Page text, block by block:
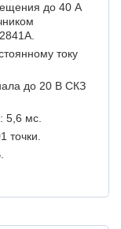
до 40 А
току
до 20 В СКЗ
5,6 мс.
точки.